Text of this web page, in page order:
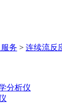
务 > 连续流反
分析仪